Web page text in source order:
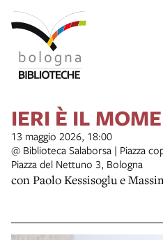
IERI È IL
13 maggio 2026, 18:00
@ Biblioteca Salaborsa | Piazza
Piazza del Nettuno 3, Bologna
con Paolo Kessisoglu e